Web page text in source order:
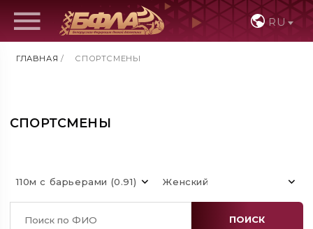
RU
ГЛАВНАЯ / СПОРТСМЕНЫ
СПОРТСМЕНЫ
110м с барьерами (0.91) Женский
ПОИСК